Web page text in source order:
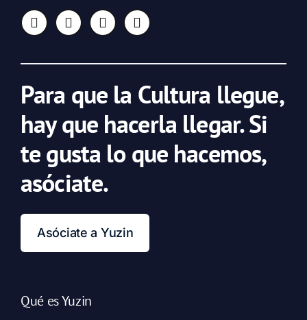
Para que la Cultura llegue,
hay que hacerla llegar. Si
te gusta lo que hacemos,
asóciate.
Asóciate a Yuzin
Qué es Yuzin